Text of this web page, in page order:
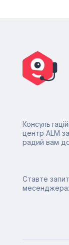
центр ALM
радий вам
Ставте